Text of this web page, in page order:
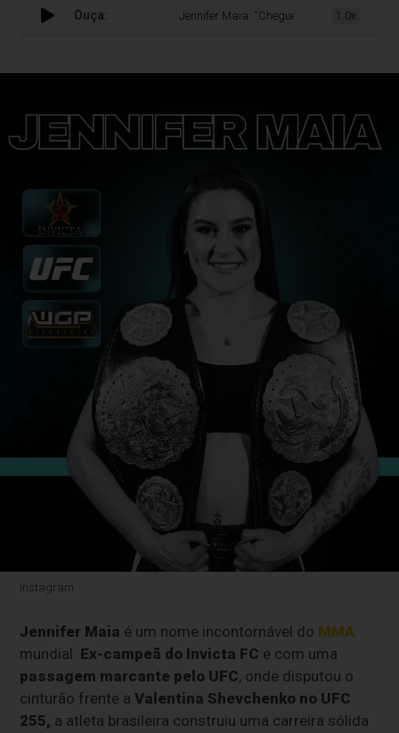
Ouça: Jennifer Maia: “Cheguei ao topo do mundo
1.0x
Instagram
Jennifer Maia é um nome incontornável do MMA
mundial. Ex-campeã do Invicta FC e com uma
passagem marcante pelo UFC, onde disputou o
cinturão frente aValentina Shevchenko no UFC
255, a atleta brasileira construiu uma carreira sólida